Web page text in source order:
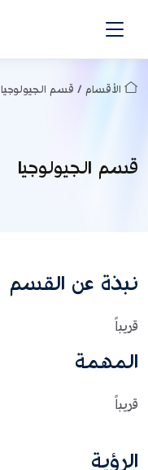
الأقسام / قسم الجيولوجيا
قسم الجيولوجيا
نبذة عن القسم
قريباً
المهمة
قريباً
الرؤية